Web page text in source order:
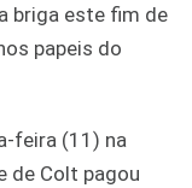
briga este fim de
papeis do
feira (11) na
de Colt pagou